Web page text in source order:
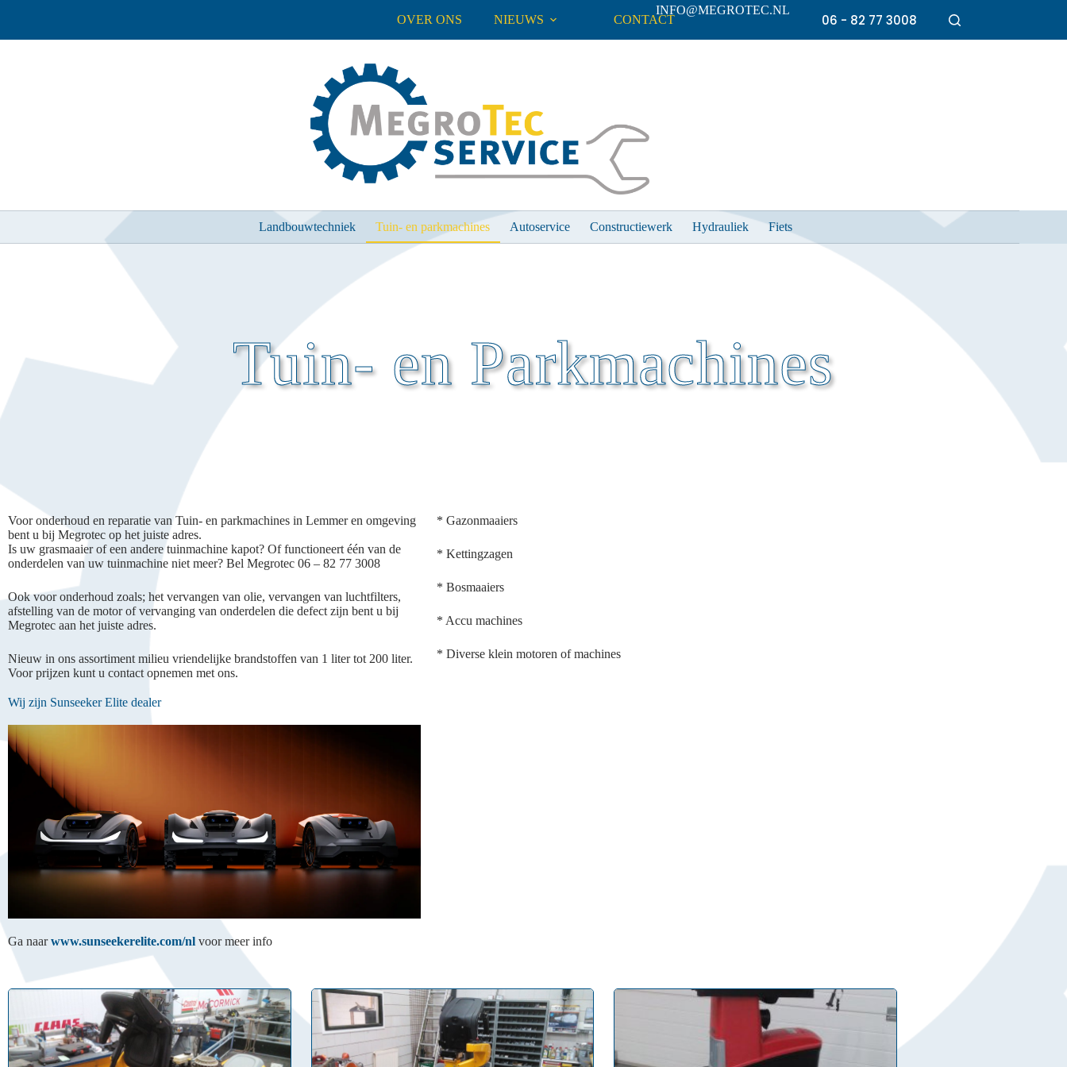
OVER ONS NIEUWS CONTACT
INFO@MEGROTEC.NL
06 - 82 77 3008
Landbouwtechniek Tuin- en parkmachines Autoservice Constructiewerk Hydrauliek Fiets
Tuin- en Parkmachines
Voor onderhoud en reparatie van Tuin- en parkmachines in Lemmer en omgeving
bent u bij Megrotec op het juiste adres.
Is uw grasmaaier of een andere tuinmachine kapot? Of functioneert één van de
onderdelen van uw tuinmachine niet meer? Bel Megrotec 06 – 82 77 3008
Ook voor onderhoud zoals; het vervangen van olie, vervangen van luchtfilters,
afstelling van de motor of vervanging van onderdelen die defect zijn bent u bij
Megrotec aan het juiste adres.
Nieuw in ons assortiment milieu vriendelijke brandstoffen van 1 liter tot 200 liter.
Voor prijzen kunt u contact opnemen met ons.
Wij zijn Sunseeker Elite dealer
Ga naarwww.sunseekerelite.com/nl voor meer info
* Gazonmaaiers
* Kettingzagen
* Bosmaaiers
* Accu machines
* Diverse klein motoren of machines